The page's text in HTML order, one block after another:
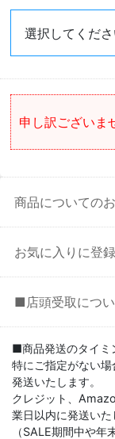
申し訳ございま
商品についての
お気に入りに登録
■店頭受取につ
■商品発送のタイミ
特にご指定がない
発送いたします。
クレジット、
業日以内に発送いた
（SALE期間中や